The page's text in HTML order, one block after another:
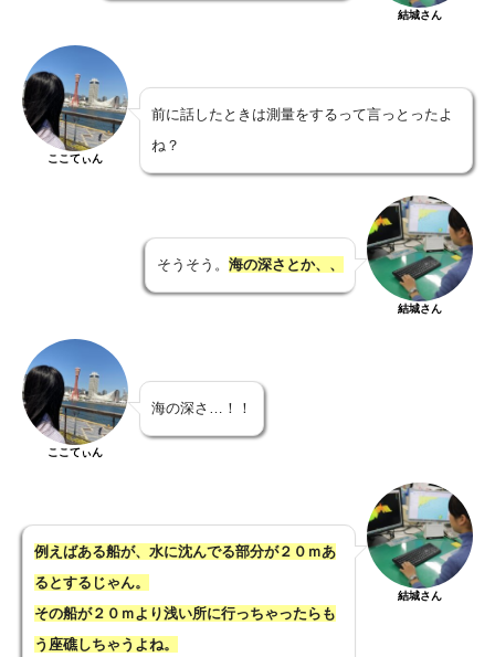
結城さん
ここてぃん
前に話したときは測量をするって言っとったよ
ね？
そうそう。 海の深さとか、、
結城さん
ここてぃん
海の深さ…！！
例えばある船が、水に沈んでる部分が２０ｍあ
るとするじゃん。
その船が２０ｍより浅い所に行っちゃったらも
う座礁しちゃうよね。
結城さん